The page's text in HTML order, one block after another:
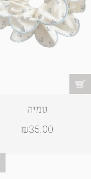
גומיה
₪35.00